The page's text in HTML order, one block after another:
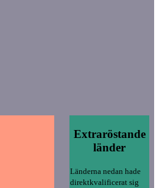
Extraröstande
länder
Länderna nedan hade
direktkvalificerat sig